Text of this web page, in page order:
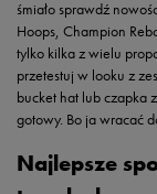
śmiało sprawdź
Hoops, Champion
tylko kilka z wielu
przetestuj w looku z
bucket hat lub czapka
gotowy. Bo ja wracać
Najlepsze